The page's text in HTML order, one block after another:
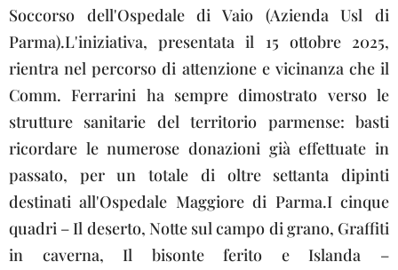
Soccorso dell'Ospedale di Vaio (Azienda Usl di
Parma).L'iniziativa, presentata il 15 ottobre 2025,
rientra nel percorso di attenzione e vicinanza che il
Comm. Ferrarini ha sempre dimostrato verso le
strutture sanitarie del territorio parmense: basti
ricordare le numerose donazioni già effettuate in
passato, per un totale di oltre settanta dipinti
destinati all'Ospedale Maggiore di Parma.I cinque
quadri – Il deserto, Notte sul campo di grano, Graffiti
in caverna, Il bisonte ferito e Islanda –